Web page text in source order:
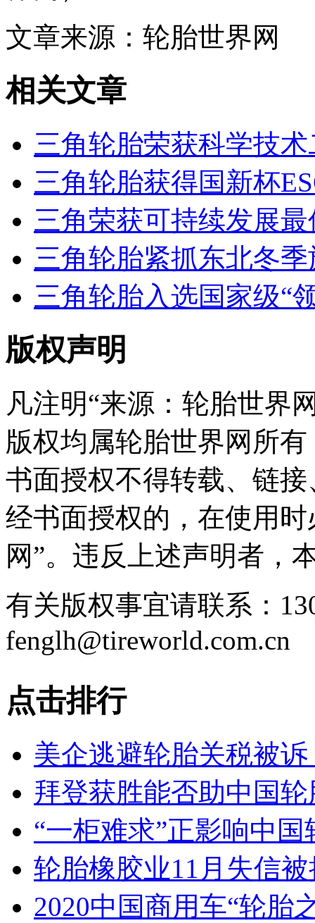
文章来源：轮胎世界网
相关文章
三角轮胎荣获科学技
三角轮胎获得国新杯
三角荣获可持续发展
三角轮胎紧抓东北冬
三角轮胎入选国家级“
版权声明
凡注明“来源：轮胎世界
版权均属轮胎世界网所
书面授权不得转载、链
经书面授权的，在使用
网”。违反上述声明者，
有关版权事宜请联系：
fenglh@tireworld.com.cn
点击排行
美企逃避轮胎关税被
拜登获胜能否助中国
“一柜难求”正影响中国
轮胎橡胶业11月失信
2020中国商用车“轮胎